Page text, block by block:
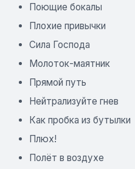
Поющие бокалы
Плохие привычки
Сила Господа
Молоток-маятник
Прямой путь
Нейтрализуйте гнев
Как пробка из бутылки
Плюх!
Полёт в воздухе